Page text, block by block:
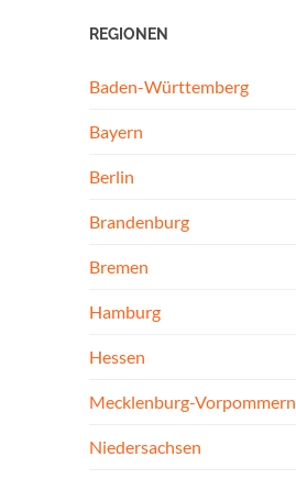
REGIONEN
Baden-Württemberg
Bayern
Berlin
Brandenburg
Bremen
Hamburg
Hessen
Mecklenburg-Vorpommern
Niedersachsen